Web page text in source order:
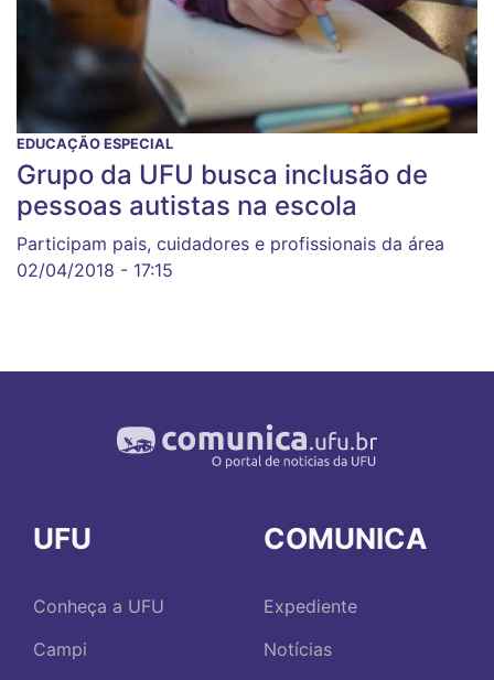
EDUCAÇÃO ESPECIAL
Grupo da UFU busca inclusão de
pessoas autistas na escola
Participam pais, cuidadores e profissionais da área
02/04/2018 - 17:15
UFU
Conheça a UFU
Campi
COMUNICA
Expediente
Notícias